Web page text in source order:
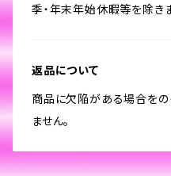
季・年末年始休暇等を除き
返品について
商品に欠陥がある場合をの
ません。